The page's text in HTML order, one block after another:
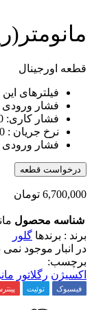
قطعه اورجینال
فیلترهای
فشار ورودی : 200
فشار کاری: 10 بار
نرخ جریان : 30 Nm3/h
فشار ورودی این نوع رگلاتور تا 300 بار می باشد ولی به صورت نرمال تا
درخواست قطعه
6,700,000 تومان
شناسه محصول
برند : برندها گلور
در انبار موجود نمی
برچسب:
اکسیژن رگلاتور
فیسبوک توئیت